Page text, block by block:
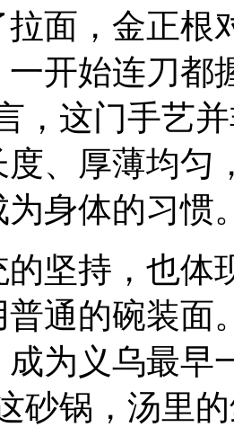
面，金正根
开始连刀都
，这门手艺
、厚薄均匀
为身体的习惯
坚持，也体
通的碗装面
为义乌最早
砂锅，汤里